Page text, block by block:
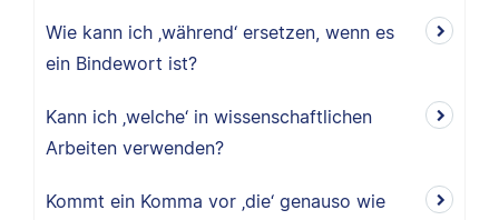
Wie kann ich ‚während‘ ersetzen, wenn es
ein Bindewort ist?
Kann ich ‚welche‘ in wissenschaftlichen
Arbeiten verwenden?
Kommt ein Komma vor ‚die‘ genauso wie